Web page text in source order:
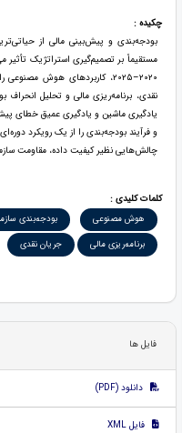
چکیده :
بودجه‌بندی و پیش‌بینی مالی از
مستقیماً بر تصمیم‌گیری استراتژیک تأثیر
۲۰۲۰–۲۰۲۵، کاربردهای هوش
نقدی، برنامه‌ریزی مالی و تحلیل
و فرآیند بودجه‌بندی را از یک رویکرد
چالش‌هایی نظیر کیفیت داده، مقاومت
کلمات کلیدی :
هوش مصنوعی
بودجه‌بندی
برنامه‌ریزی مالی
جریان نقدی
فایل ها
دانلود (PDF)
فایل XML